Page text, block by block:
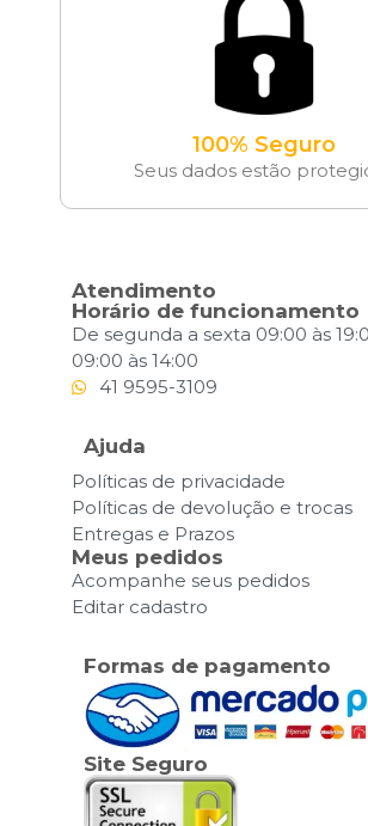
100% Seguro
Seus dados estão
Atendimento
Horário de funcionamento
De segunda a sexta 09:00 às
09:00 às 14:00
41 9595-3109
Ajuda
Políticas de privacidade
Políticas de devolução e trocas
Entregas e Prazos
Meus pedidos
Acompanhe seus pedidos
Editar cadastro
Formas de pagamento
Site Seguro